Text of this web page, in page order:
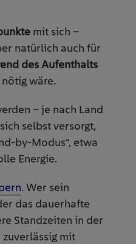
mit sich –
natürlich auch für
des Aufenthalts
wäre.
– je nach Land
selbst versorgt,
by-Modus“, etwa
Energie.
. Wer sein
das dauerhafte
Standzeiten in der
mit